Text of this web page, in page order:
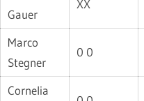
Gauer
XX
Marco
Stegner
0 0
Cornelia